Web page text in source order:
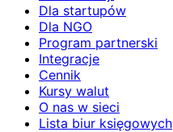
Dla startupów
Dla NGO
Program partnerski
Integracje
Cennik
Kursy walut
O nas w sieci
Lista biur księgowych